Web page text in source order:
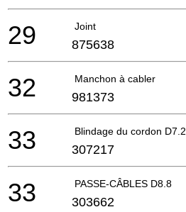
Joint
29 875638
Manchon à cabler
32 981373
Blindage du cordon D7.2
33 307217
PASSE-CÂBLES D8.8
33 303662